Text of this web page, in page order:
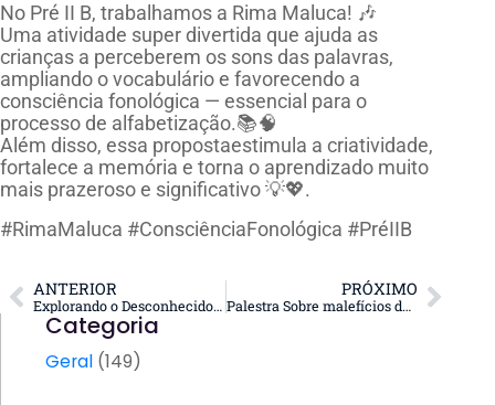
No Pré II B, trabalhamos a Rima Maluca! 🎶
Uma atividade super divertida que ajuda as
crianças a perceberem os sons das palavras,
ampliando o vocabulário e favorecendo a
consciência fonológica — essencial para o
processo de alfabetização.📚🧠
Além disso, essa propostaestimula a criatividade,
fortalece a memória e torna o aprendizado muito
mais prazeroso e significativo 💡💖.
#RimaMaluca #ConsciênciaFonológica #PréIIB
ANTERIOR
Explorando o Desconhecido na Filosofia e na Arte!
PRÓXIMO
Palestra Sobre malefícios do Vape!
Categoria
Geral (149)